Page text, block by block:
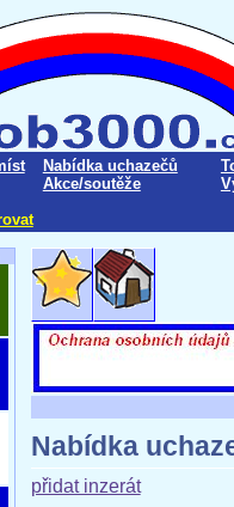
Nabídka uchazečů
Akce/soutěže
Nabídka
přidat inzerát